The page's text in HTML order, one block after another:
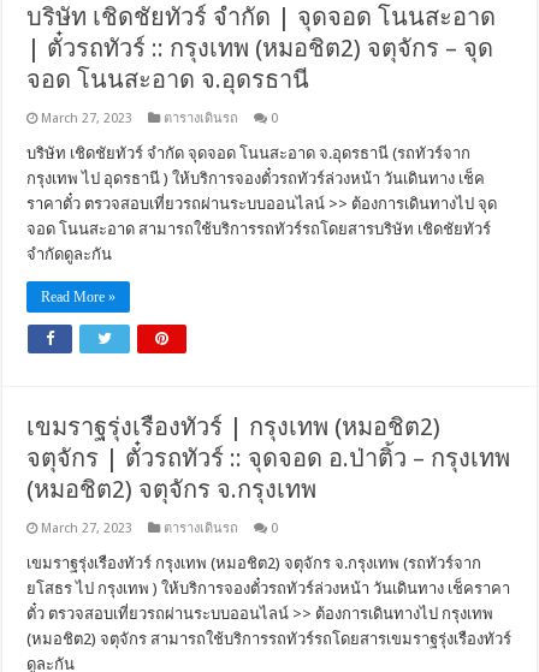
บริษัท เชิดชัยทัวร์ จำกัด | จุดจอด โนนสะอาด
| ตั๋วรถทัวร์ :: กรุงเทพ (หมอชิต2) จตุจักร – จุด
จอด โนนสะอาด จ.อุดรธานี
March 27, 2023 ตารางเดินรถ 0
บริษัท เชิดชัยทัวร์ จำกัด จุดจอด โนนสะอาด จ.อุดรธานี (รถทัวร์จาก
กรุงเทพ ไป อุดรธานี ) ให้บริการจองตั๋วรถทัวร์ล่วงหน้า วันเดินทาง เช็ค
ราคาตั๋ว ตรวจสอบเที่ยวรถผ่านระบบออนไลน์ >> ต้องการเดินทางไป จุด
จอด โนนสะอาด สามารถใช้บริการรถทัวร์รถโดยสารบริษัท เชิดชัยทัวร์
จำกัดดูละกัน
Read More »
เขมราฐรุ่งเรืองทัวร์ | กรุงเทพ (หมอชิต2)
จตุจักร | ตั๋วรถทัวร์ :: จุดจอด อ.ป่าติ้ว – กรุงเทพ
(หมอชิต2) จตุจักร จ.กรุงเทพ
March 27, 2023 ตารางเดินรถ 0
เขมราฐรุ่งเรืองทัวร์ กรุงเทพ (หมอชิต2) จตุจักร จ.กรุงเทพ (รถทัวร์จาก
ยโสธร ไป กรุงเทพ ) ให้บริการจองตั๋วรถทัวร์ล่วงหน้า วันเดินทาง เช็คราคา
ตั๋ว ตรวจสอบเที่ยวรถผ่านระบบออนไลน์ >> ต้องการเดินทางไป กรุงเทพ
(หมอชิต2) จตุจักร สามารถใช้บริการรถทัวร์รถโดยสารเขมราฐรุ่งเรืองทัวร์
ดูละกัน